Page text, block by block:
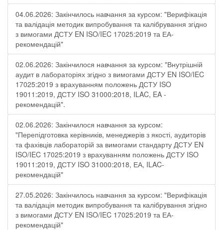
04.06.2026: Закінчилось навчання за курсом: "Верифікація
та валідація методик випробування та калібрування згідно
з вимогами ДСТУ EN ISO/IEC 17025:2019 та ЕА-
рекомендацій"
02.06.2026: Закінчилося навчання за курсом: "Внутрішній
аудит в лабораторіях згідно з вимогами ДСТУ EN ISO/IEC
17025:2019 з врахуванням положень ДСТУ ISO
19011:2019, ДСТУ ISO 31000:2018, ILAC, EA -
рекомендацій".
02.06.2026: Закінчилося навчання за курсом:
"Перепідготовка керівників, менеджерів з якості, аудиторів
та фахівців лабораторій за вимогами стандарту ДСТУ EN
ISO/IEC 17025:2019 з врахуванням положень ДСТУ ISO
19011:2019, ДСТУ ISO 31000:2018, ЕА, ILAC-
рекомендацій"
27.05.2026: Закінчилось навчання за курсом: "Верифікація
та валідація методик випробування та калібрування згідно
з вимогами ДСТУ EN ISO/IEC 17025:2019 та ЕА-
рекомендацій"